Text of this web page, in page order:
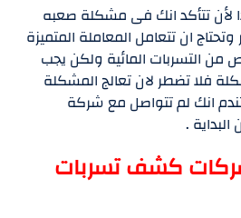
لأن تتأكد انك فى مشكلة صعبه
وتحتاج ان تتعامل المعاملة المتميزة
من التسربات المائية ولكن يجب
فلا تضطر لان تعالج المشكلة
انك لم تتواصل مع شركة
.
كشف تسربات